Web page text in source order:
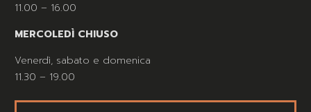
11.00 – 16.00
MERCOLEDÌ CHIUSO
Venerdì, sabato e domenica
11.30 – 19.00